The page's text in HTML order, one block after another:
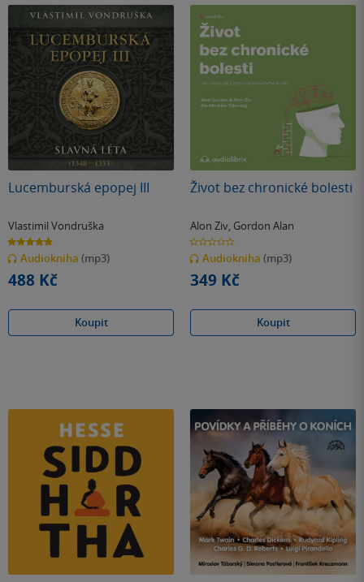
Lucemburská epopej III
Vlastimil Vondruška
4.9
z
5
hvězdiček
Audiokniha (mp3)
488 Kč
Koupit
Život bez chronické bolesti
Alon Ziv, Gordon Alan
0.0
z
5
hvězdiček
Audiokniha (mp3)
349 Kč
Koupit